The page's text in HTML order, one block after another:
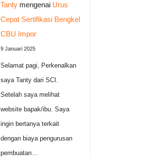
Tantymengenai Urus
Cepat Sertifikasi Bengkel
CBU Impor
9 Januari 2025
Selamat pagi, Perkenalkan
saya Tanty dari SCI.
Setelah saya melihat
website bapak/ibu. Saya
ingin bertanya terkait
dengan biaya pengurusan
pembuatan…